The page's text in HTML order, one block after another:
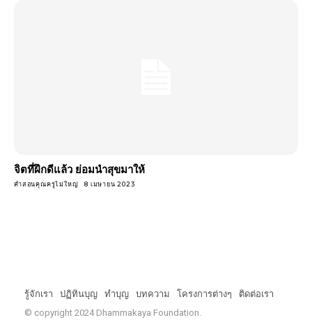
จิตที่ฝึกดีแล้ว ย่อมนําสุขมาให้
คำสอนคุณครูไม่ใหญ่ 8 เมษายน 2023
รู้จักเรา ปฏิทินบุญ ทำบุญ บทความ โครงการต่างๆ
ติดต่อเรา
© copyright 2024 Dhammakaya Foundation.